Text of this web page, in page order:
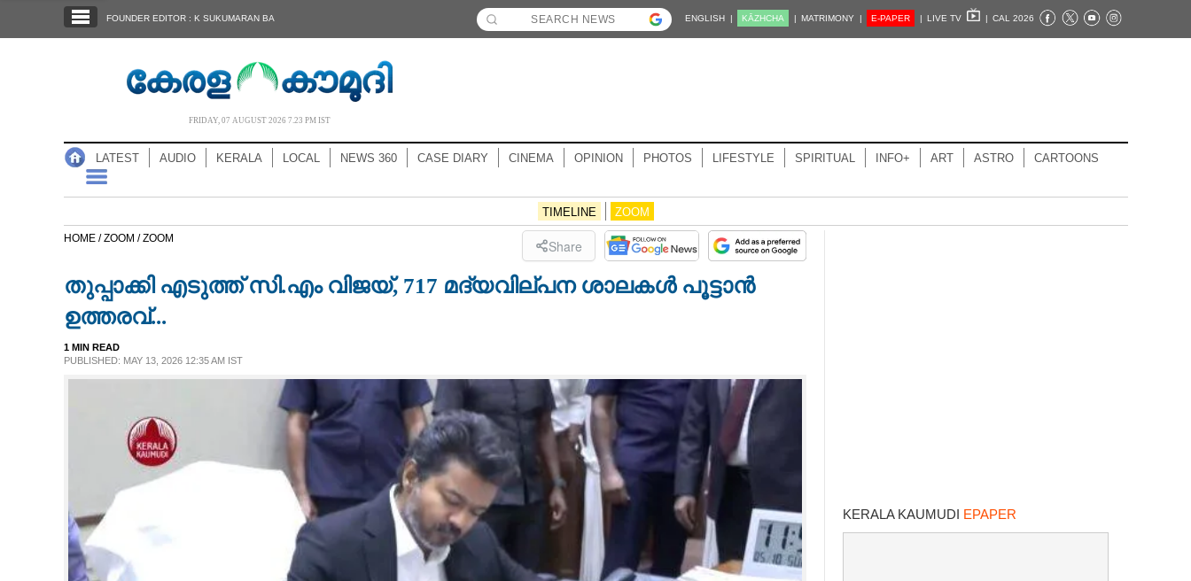
NOTIFIED NEWS
NEWS 360
CASE DIARY
LIFESTYLE
FOUNDER EDITOR : K SUKUMARAN BA ENGLISH | KĀZHCHA | MATRIMONY | E-PAPER | LIVE TV | CAL 2026
FRIDAY, 07 AUGUST 2026 7.23 PM IST
LATEST AUDIO KERALA LOCAL NEWS 360 CASE DIARY CINEMA OPINION PHOTOS LIFESTYLE SPIRITUAL INFO+ ART ASTRO CARTOONS
TIMELINE ZOOM
HOME /ZOOM /ZOOM Share
തുപ്പാക്കി എടുത്ത് സി.എം വിജയ്, 717 മദ്യവില്പന ശാലകൾ പൂട്ടാൻ
ഉത്തരവ്...
1 MIN READ
PUBLISHED: MAY 13, 2026 12:35 AM IST
KERALA KAUMUDI EPAPER